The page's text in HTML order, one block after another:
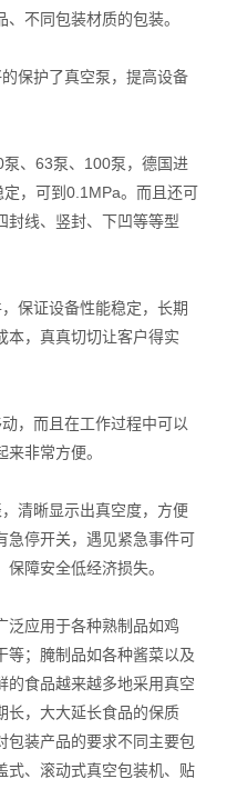
不同包装材质的包装。
保护了真空泵，提高设备
、63泵、100泵，德国进
，可到0.1MPa。而且还可
封线、竖封、下凹等等型
证设备性能稳定，长期
本，真真切切让客户得实
而且在工作过程中可以
非常方便。
清晰显示出真空度，方便
急停开关，遇见紧急事件可
障安全低经济损失。
泛应用于各种熟制品如鸡
等；腌制品如各种酱菜以及
的食品越来越多地采用真空
长，大大延长食品的保质
包装产品的要求不同主要包
式、滚动式真空包装机、贴